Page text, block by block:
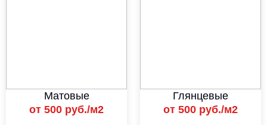
Матовые
от 500 руб./м2
Глянцевые
от 500 руб./м2